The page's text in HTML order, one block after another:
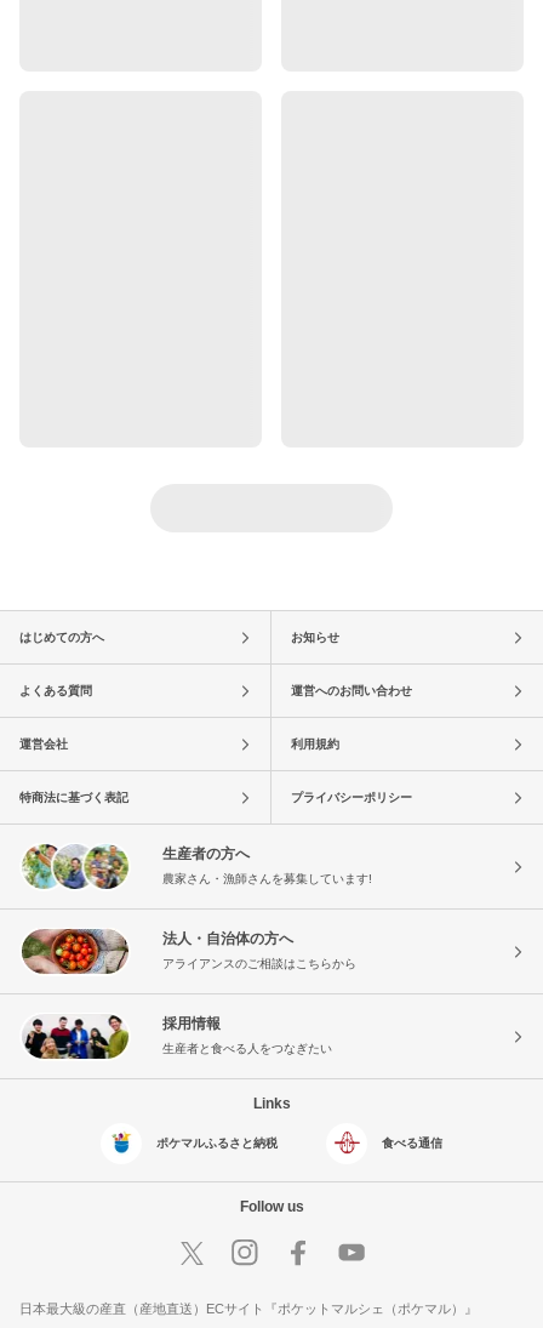
はじめての方へ お知らせ
よくある質問 運営へのお問い合わせ
運営会社 利用規約
特商法に基づく表記 プライバシーポリシー
生産者の方へ
農家さん・漁師さんを募集しています!
法人・自治体の方へ
アライアンスのご相談はこちらから
採用情報
生産者と食べる人をつなぎたい
Links
ポケマルふるさと納税 食べる通信
Follow us
日本最大級の産直（産地直送）ECサイト『ポケットマルシェ（ポケマル）』